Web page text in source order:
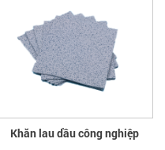
Khăn lau dầu công nghiệp